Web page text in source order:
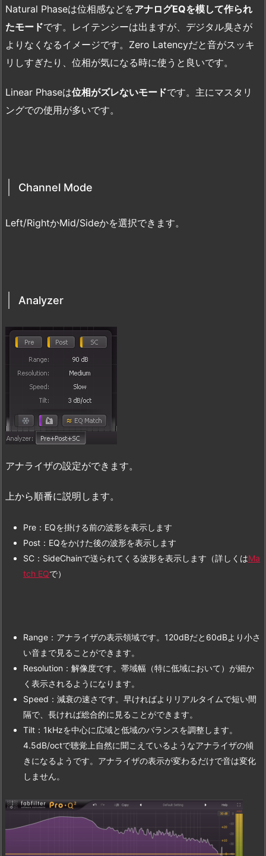
Natural Phaseは位相感などをアナログEQを模して作られ
たモードです。レイテンシーは出ますが、デジタル臭さが
よりなくなるイメージです。Zero Latencyだと音がスッキ
リしすぎたり、位相が気になる時に使うと良いです。
Linear Phaseは位相がズレないモードです。主にマスタリ
ングでの使用が多いです。
Channel Mode
Left/RightかMid/Sideかを選択できます。
Analyzer
アナライザの設定ができます。
上から順番に説明します。
Pre：EQを掛ける前の波形を表示します
Post：EQをかけた後の波形を表示します
SC：SideChainで送られてくる波形を表示します（詳しくはMa
tch EQで）
Range：アナライザの表示領域です。120dBだと60dBより小さ
い音まで見ることができます。
Resolution：解像度です。帯域幅（特に低域において）が細か
く表示されるようになります。
Speed：減衰の速さです。早ければよりリアルタイムで短い間
隔で、長ければ総合的に見ることができます。
Tilt：1kHzを中心に広域と低域のバランスを調整します。
4.5dB/octで聴覚上自然に聞こえているようなアナライザの傾
きになるようです。アナライザの表示が変わるだけで音は変化
しません。